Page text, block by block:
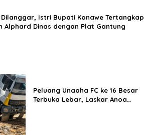
Dilanggar, Istri Bupati Konawe Tertangkap
Alphard Dinas dengan Plat Gantung
Peluang Unaaha FC ke 16 Besar
Terbuka Lebar, Laskar Anoa